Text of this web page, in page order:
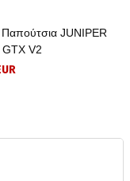
Παπούτσια JUNIPER
V2